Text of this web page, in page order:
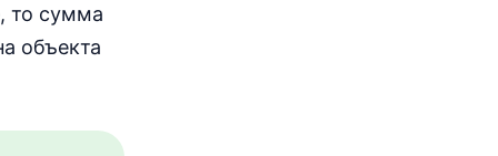
то сумма
объекта